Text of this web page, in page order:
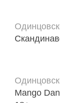
Mango